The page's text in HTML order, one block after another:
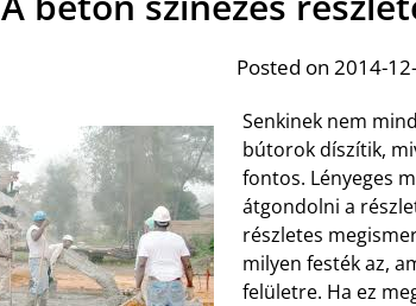
Posted on 2014-
Senkinek nem
bútorok díszítik,
fontos. Lényeges
átgondolni a
részletes
milyen festék az,
felületre. Ha ez